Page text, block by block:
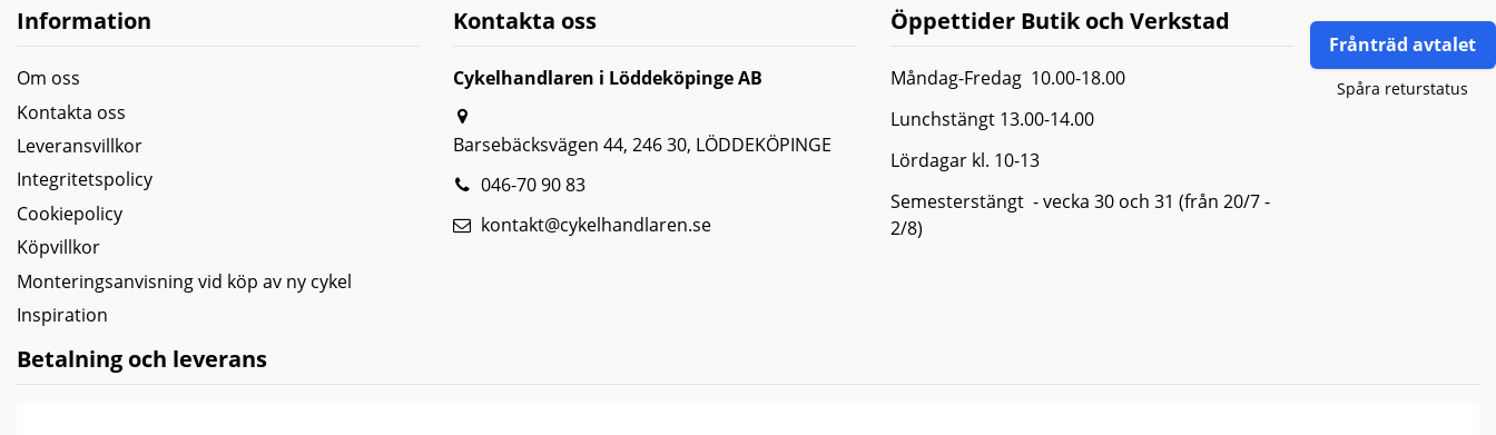
Information
Om oss
Kontakta oss
Leveransvillkor
Integritetspolicy
Cookiepolicy
Köpvillkor
Monteringsanvisning vid köp av ny cykel
Inspiration
Kontakta oss
Cykelhandlaren i Löddeköpinge AB
Barsebäcksvägen 44, 246 30, LÖDDEKÖPINGE
046-70 90 83
kontakt@cykelhandlaren.se
Öppettider Butik och Verkstad
Måndag-Fredag 10.00-18.00
Lunchstängt 13.00-14.00
Lördagar kl. 10-13
Semesterstängt - vecka 30 och 31 (från 20/7 -
2/8)
Frånträd avtalet
Spåra returstatus
Betalning och leverans